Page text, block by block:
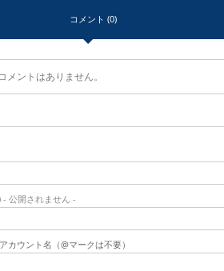
コメント (0)
メントはありません。
- 公開されません -
ウント名（@マークは不要）